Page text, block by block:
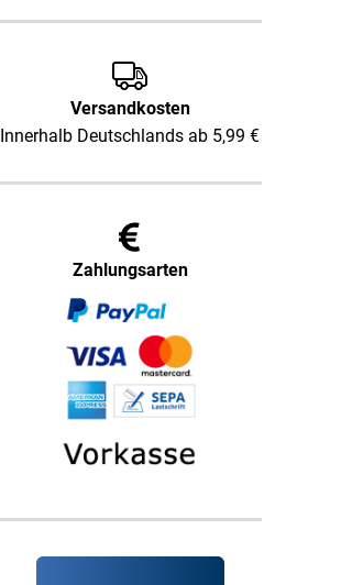
Versandkosten
Innerhalb Deutschlands ab 5,99 €
Zahlungsarten